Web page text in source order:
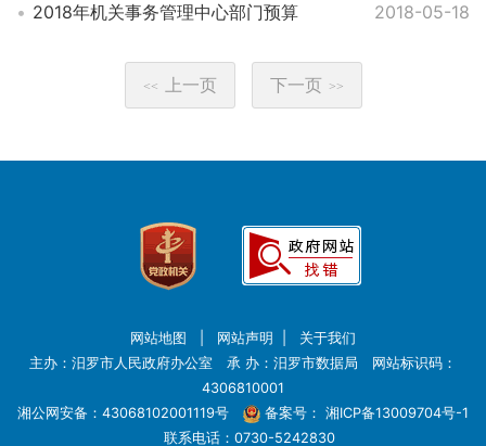
2018年机关事务管理中心部门预算 2018-05-18
<< 上一页 下一页 >>
网站地图 网站声明
关于我们
主办：汨罗市人民政府办公室 承 办：汨罗市数据局 网站标识码：
4306810001
湘公网安备：43068102001119号
备案号： 湘ICP备13009704号-1
联系电话：0730-5242830